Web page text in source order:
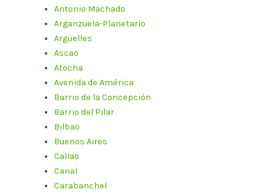
Antonio Machado
Arganzuela-Planetario
Argüelles
Ascao
Atocha
Avenida de América
Barrio de la Concepción
Barrio del Pilar
Bilbao
Buenos Aires
Callao
Canal
Carabanchel